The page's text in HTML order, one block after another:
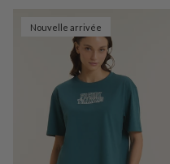
Nouvelle arrivée